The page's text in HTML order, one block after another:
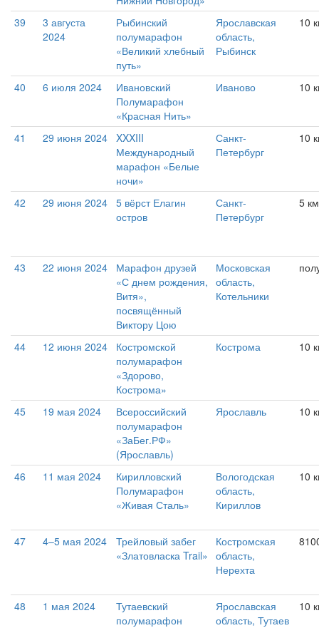
39
3 августа
2024
Рыбинский
полумарафон
«Великий хлебный
путь»
Ярославская
область,
Рыбинск
10
40 6 июля 2024
Ивановский
Полумарафон
«Красная Нить»
Иваново 10
41 29 июня 2024 XXXIII
Международный
марафон «Белые
ночи»
Санкт-
Петербург
10
42 29 июня 2024 5 вёрст Елагин
остров
Санкт-
Петербург
5 км
43 22 июня 2024
Марафон друзей
«С днем рождения,
Витя»,
посвящённый
Виктору Цою
Московская
область,
Котельники
44 12 июня 2024
Костромской
полумарафон
«Здорово,
Кострома»
Кострома 10
45 19 мая 2024
Всероссийский
полумарафон
«ЗаБег.РФ»
(Ярославль)
Ярославль 10
46 11 мая 2024
Кирилловский
Полумарафон
«Живая Сталь»
Вологодская
область,
Кириллов
10
47 4–5 мая 2024
Трейловый забег
«Златовласка Trail»
Костромская
область,
Нерехта
48 1 мая 2024
Тутаевский
полумарафон
Ярославская
область, Тутаев
10